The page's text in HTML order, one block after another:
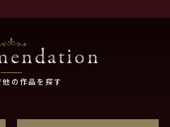
の作品を探す